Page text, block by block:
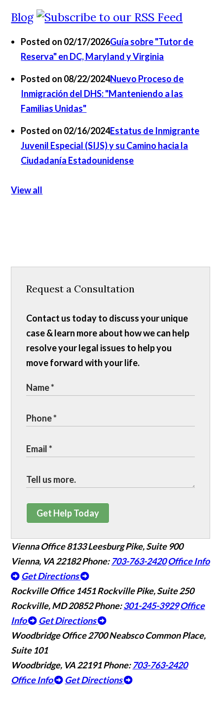
Blog
Posted on 02/17/2026Guía sobre "Tutor de
Reserva" en DC, Maryland y Virginia
Posted on 08/22/2024Nuevo Proceso de
Inmigración del DHS: "Manteniendo a las
Familias Unidas"
Posted on 02/16/2024Estatus de Inmigrante
Juvenil Especial (SIJS) y su Camino hacia la
Ciudadanía Estadounidense
View all
Request a Consultation
Contact us today to discuss your unique
case & learn more about how we can help
resolve your legal issues to help you
move forward with your life.
Get Help Today
Vienna Office8133 Leesburg Pike, Suite 900
Vienna, VA 22182Phone:703-763-2420 Office Info
Get Directions
Rockville Office 1451 Rockville Pike, Suite 250
Rockville, MD 20852Phone:301-245-3929 Office
Info
Get Directions
Woodbridge Office2700 Neabsco Common Place,
Suite 101
Woodbridge, VA 22191Phone:703-763-2420
Office Info
Get Directions